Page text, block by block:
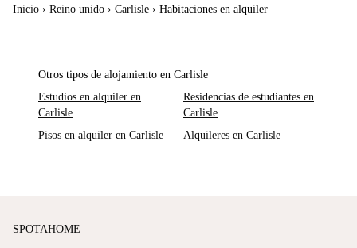
Inicio › Reino unido › Carlisle › Habitaciones en alquiler
Otros tipos de alojamiento en Carlisle
Estudios en alquiler en
Carlisle
Residencias de estudiantes en
Carlisle
Pisos en alquiler en Carlisle
Alquileres en Carlisle
SPOTAHOME